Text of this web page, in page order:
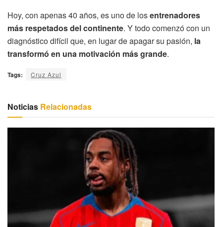
Hoy, con apenas 40 años, es uno de losentrenadores
más respetados del continente. Y todo comenzó con un
diagnóstico difícil que, en lugar de apagar su pasión, la
transformó en una motivación más grande.
Tags: Cruz Azul
Noticias Relacionadas